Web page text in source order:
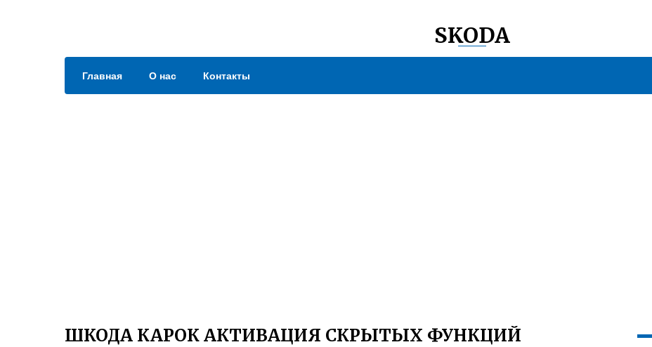
SKODA
Главная О нас Контакты
ШКОДА КАРОК АКТИВАЦИЯ СКРЫТЫХ ФУНКЦИЙ